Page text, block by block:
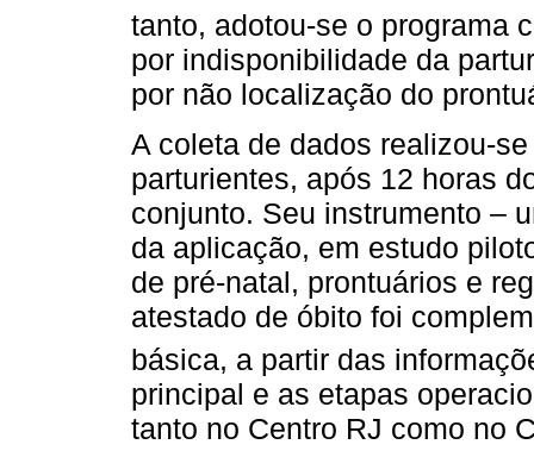
tanto, adotou-se o programa
por indisponibilidade da
por não localização do
A coleta de dados realizou-
parturientes, após 12 horas
conjunto. Seu instrumento –
da aplicação, em estudo
de pré-natal, prontuários e
atestado de óbito foi
básica, a partir das
principal e as etapas
tanto no Centro RJ como no